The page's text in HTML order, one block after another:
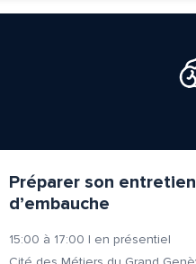
Préparer son entretien
d’embauche
15:00 à 17:00 | en présentiel